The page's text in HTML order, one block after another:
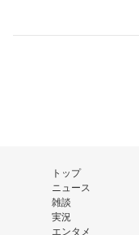
トップ
ニュース
雑談
実況
エンタメ